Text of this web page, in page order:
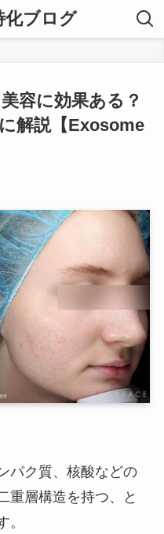
化ブログ
容に効果ある？
解説【Exosome
パク質、核酸などの
重層構造を持つ、と
。